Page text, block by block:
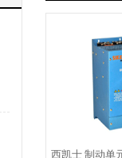
西凯士 制动单